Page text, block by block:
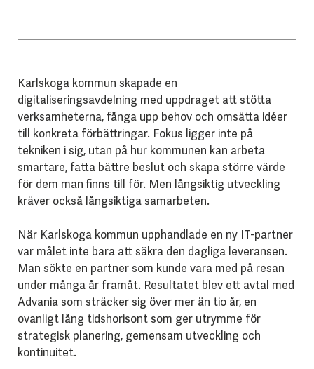
Karlskoga kommun skapade en
digitaliseringsavdelning med uppdraget att stötta
verksamheterna, fånga upp behov och omsätta idéer
till konkreta förbättringar. Fokus ligger inte på
tekniken i sig, utan på hur kommunen kan arbeta
smartare, fatta bättre beslut och skapa större värde
för dem man finns till för. Men långsiktig utveckling
kräver också långsiktiga samarbeten.
När Karlskoga kommun upphandlade en ny IT-partner
var målet inte bara att säkra den dagliga leveransen.
Man sökte en partner som kunde vara med på resan
under många år framåt. Resultatet blev ett avtal med
Advania som sträcker sig över mer än tio år, en
ovanligt lång tidshorisont som ger utrymme för
strategisk planering, gemensam utveckling och
kontinuitet.